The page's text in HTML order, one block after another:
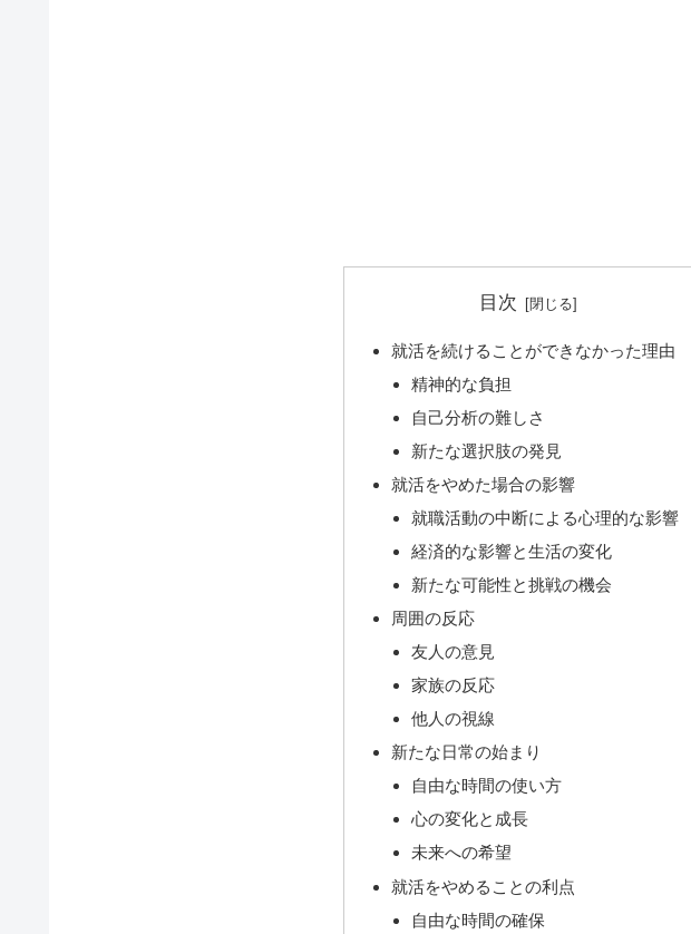
目次
就活を続けることができなかった理由
精神的な負担
自己分析の難しさ
新たな選択肢の発見
就活をやめた場合の影響
就職活動の中断による心理的な影響
経済的な影響と生活の変化
新たな可能性と挑戦の機会
周囲の反応
友人の意見
家族の反応
他人の視線
新たな日常の始まり
自由な時間の使い方
心の変化と成長
未来への希望
就活をやめることの利点
自由な時間の確保